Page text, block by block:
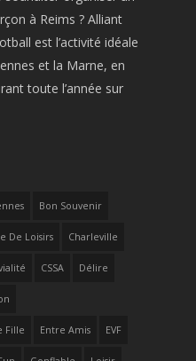
à Reims ? Alliant
est l’activité idéale
et la Marne, en
toute l’année sur
Bon Souvenir
De Loisirs Charleville
CSSA Délire
Fille Entre Amis EVF